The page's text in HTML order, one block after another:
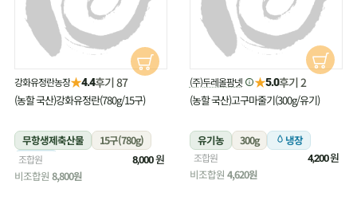
강화유정란농장★4.4후기 87
(농할 국산)강화유정란(780g/15구)
무항생제축산물
15구(780g)
냉장
조합원 8,000원
비조합원 8,800원
(주)두레올팜넷 ★5.0후기 2
(농할 국산)고구마줄기(300g/유기)
유기농 300g 냉장
조합원 4,200원
비조합원 4,620원